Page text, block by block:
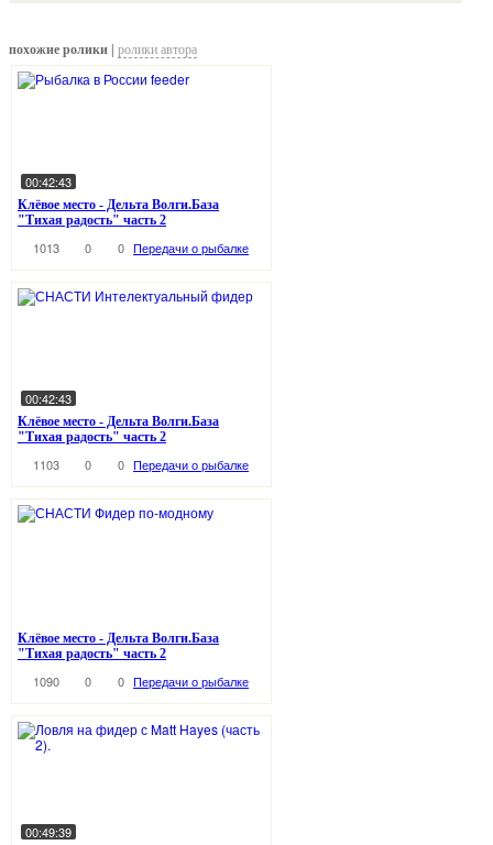
похожие ролики | ролики автора
00:42:43
Клёвое место - Дельта Волги.База
"Тихая радость" часть 2
1013 0 0 Передачи о рыбалке
00:42:43
Клёвое место - Дельта Волги.База
"Тихая радость" часть 2
1103 0 0 Передачи о рыбалке
Клёвое место - Дельта Волги.База
"Тихая радость" часть 2
1090 0 0 Передачи о рыбалке
00:49:39